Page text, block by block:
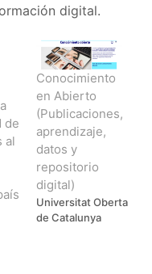
digital.
de
al
Conocimiento
en Abierto
(Publicaciones,
aprendizaje,
datos y
repositorio
digital)
Universitat Oberta
de Catalunya